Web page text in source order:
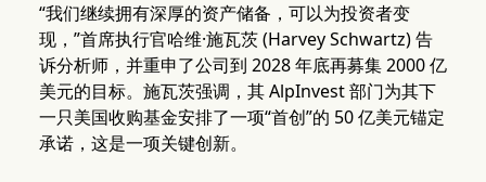
“我们继续拥有深厚的资产储备，可以为投资者变
现，”首席执行官哈维·施瓦茨 (Harvey Schwartz) 告
诉分析师，并重申了公司到 2028 年底再募集 2000 亿
美元的目标。施瓦茨强调，其 AlpInvest 部门为其下
一只美国收购基金安排了一项“首创”的 50 亿美元锚定
承诺，这是一项关键创新。